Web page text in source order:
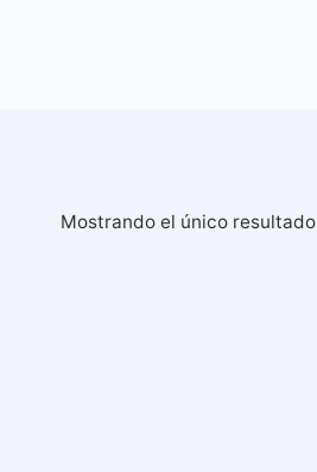
Mostrando el único resultado